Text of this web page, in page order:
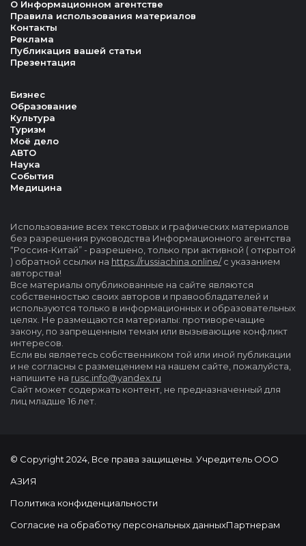
О Информационном агентстве
Правила использования материалов
Контакты
Реклама
Публикация вашей статьи
Презентация
Бизнес
Образование
Культура
Туризм
Моё дело
АВТО
Наука
События
Медицина
Использование всех текстовых и графических материалов
без разрешения руководства Информационного агентства
“Россия-Китай” - разрешено, только при активной ( открытой
) обратной ссылки на https://russiachina.online/с указанием
авторства!
Все материалы опубликованные на сайте являются
собственностью своих авторов и правообладателей и
используются только в информационных и образовательных
целях. Не размещаются материалы: противоречащие
закону, по запрещенным темам или вызывающие конфликт
интересов.
Если вы являетесь собственником той или иной публикации
и не согласны с размещением на нашем сайте, пожалуйста,
напишите на rusc.info@yandex.ru
Сайт может содержать контент, не предназначенный для
лиц младше 16 лет.
© Copyright 2024, Все права защищены. Учредитель ООО
АЗИЯ
Политика конфиденциальности
Согласие на обработку персональных данныхПартнерам